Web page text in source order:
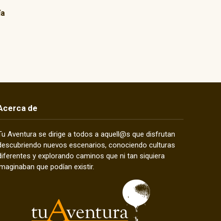
de
Aventura se dirige a todos a aquell@s que disfrutan
nuevos escenarios, conociendo culturas
y explorando caminos que ni tan siquiera
que podían existir.